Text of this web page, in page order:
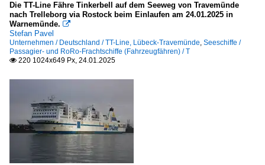
Die TT-Line Fähre Tinkerbell auf dem Seeweg von Travemünde
nach Trelleborg via Rostock beim Einlaufen am 24.01.2025 in
Warnemünde. 
Stefan Pavel
Unternehmen / Deutschland / TT-Line, Lübeck-Travemünde, Seeschiffe /
Passagier- und RoRo-Frachtschiffe (Fahrzeugfähren) / T
 220 1024x649 Px, 24.01.2025